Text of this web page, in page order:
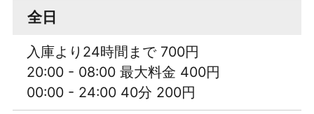
全日
入庫より24時間まで 700円
20:00 - 08:00 最大料金 400円
00:00 - 24:00 40分 200円